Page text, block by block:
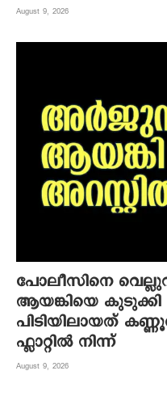
August 9, 2026
പോലീസിനെ
ആയങ്കിയെ
പിടിയിലായത്
ഫ്ലാറ്റിൽ നിന്ന്
August 9, 2026